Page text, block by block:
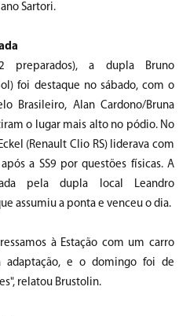
Sartori.
preparados), a dupla Bruno
foi destaque no sábado, com o
Brasileiro, Alan Cardono/Bruna
o lugar mais alto no pódio. No
(Renault Clio RS) liderava com
a SS9 por questões físicas. A
pela dupla local Leandro
assumiu a ponta e venceu o dia.
à Estação com um carro
adaptação, e o domingo foi de
relatou Brustolin.